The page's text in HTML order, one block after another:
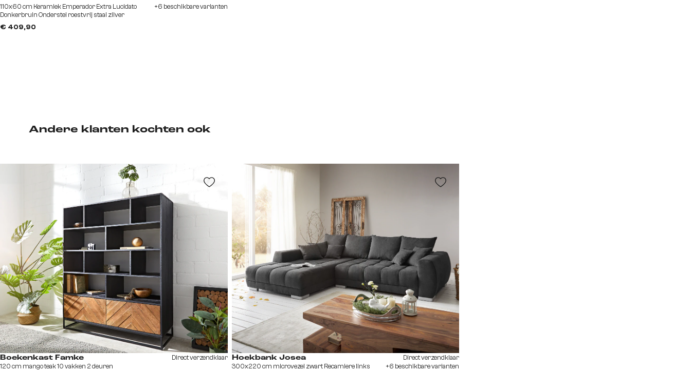
Andere klanten kochten ook
Boekenkast Famke
120 cm mango teak 10 vakken 2 deuren
Direct verzendklaar Hoekbank Josea
300x220 cm microvezel zwart Recamiere links
Direct verzendklaar
+6 beschikbare varianten
110x60 cm Keramiek Emperador Extra Lucidato
Donkerbruin Onderstel roestvrij staal zilver
€ 409,90
+6 beschikbare varianten